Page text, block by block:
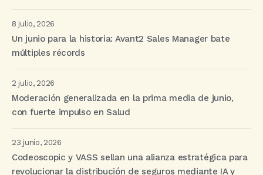
8 julio, 2026
Un junio para la historia: Avant2 Sales Manager bate
múltiples récords
2 julio, 2026
Moderación generalizada en la prima media de junio,
con fuerte impulso en Salud
23 junio, 2026
Codeoscopic y VASS sellan una alianza estratégica para
revolucionar la distribución de seguros mediante IA y